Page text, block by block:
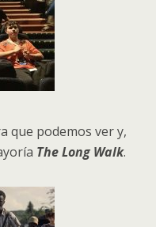
que podemos ver y,
The Long Walk.